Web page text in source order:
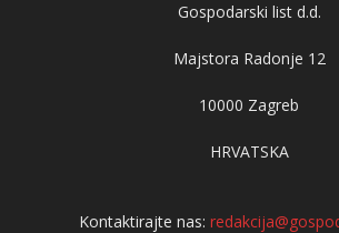
Gospodarski list d.d.
Majstora Radonje 12
10000 Zagreb
HRVATSKA
Kontaktirajte nas: